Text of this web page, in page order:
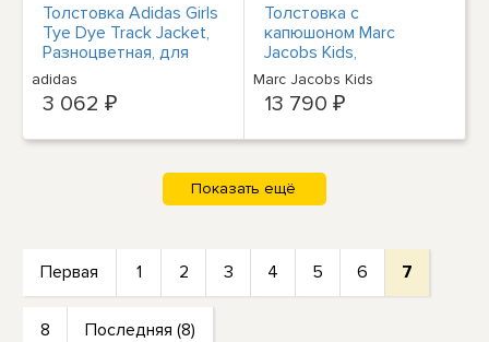
Толстовка Adidas Girls
Tye Dye Track Jacket,
Разноцветная, для
новорожденных, 3 м
adidas
3 062 ₽
Толстовка с
капюшоном Marc
Jacobs Kids,
украшенная
логотипом
Marc Jacobs Kids
13 790 ₽
Первая 1 2 3 4 5 6 7
8 Последняя (8)